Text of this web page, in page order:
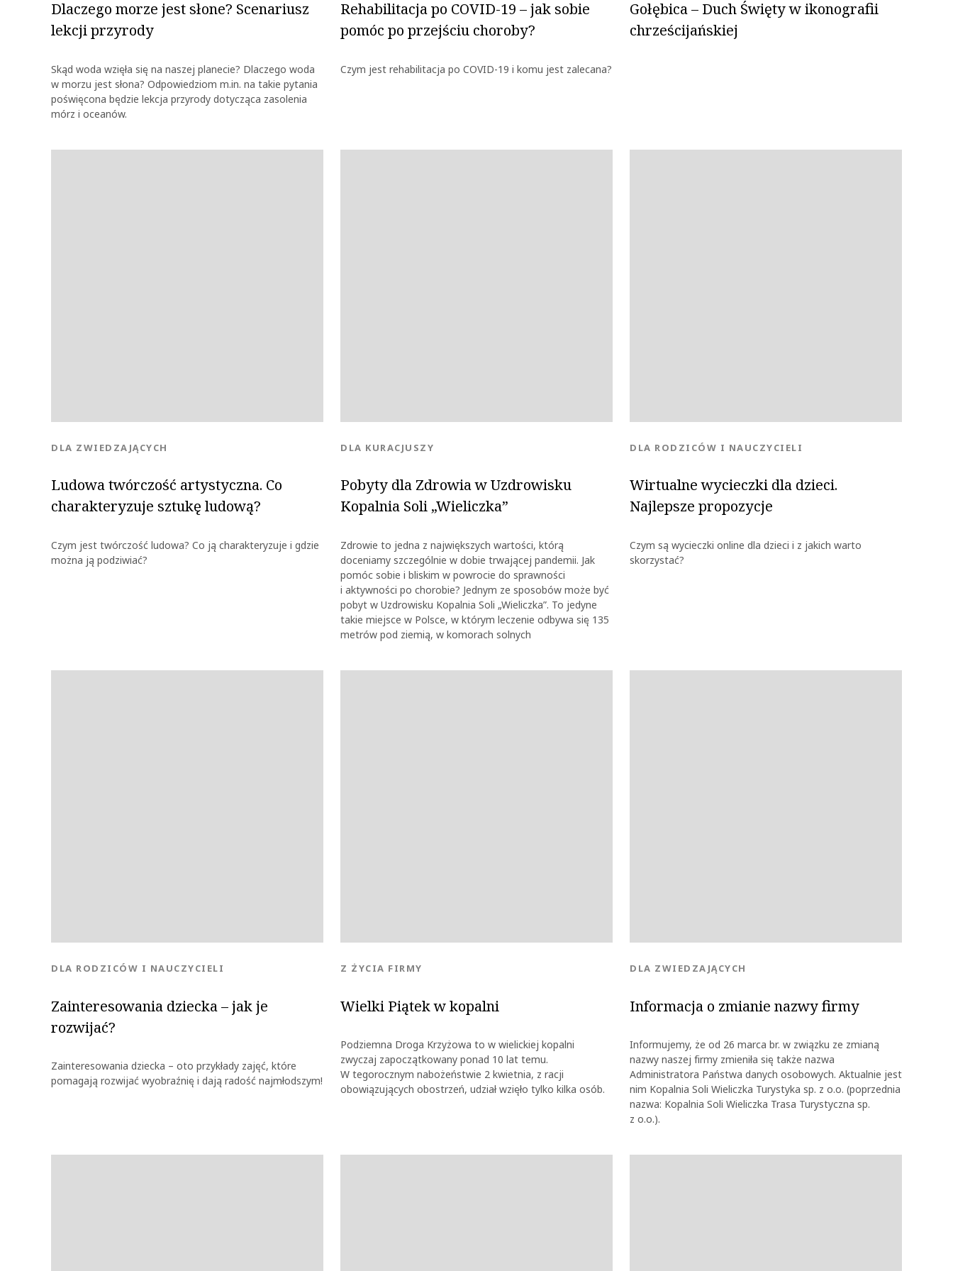
Dlaczego morze jest słone? Scenariusz
lekcji przyrody
Skąd woda wzięła się na naszej planecie? Dlaczego woda
w morzu jest słona? Odpowiedziom m.in. na takie pytania
poświęcona będzie lekcja przyrody dotycząca zasolenia
mórz i oceanów.
Rehabilitacja po COVID-19 – jak sobie
pomóc po przejściu choroby?
Czym jest rehabilitacja po COVID-19 i komu jest zalecana?
Gołębica – Duch Święty w ikonografii
chrześcijańskiej
Ludowa twórczość artystyczna. Co
charakteryzuje sztukę ludową?
KATEGORIA:
DLA ZWIEDZAJĄCYCH
Czym jest twórczość ludowa? Co ją charakteryzuje i gdzie
można ją podziwiać?
Pobyty dla Zdrowia w Uzdrowisku
Kopalnia Soli „Wieliczka”
KATEGORIA:
DLA KURACJUSZY
Zdrowie to jedna z największych wartości, którą
doceniamy szczególnie w dobie trwającej pandemii. Jak
pomóc sobie i bliskim w powrocie do sprawności
i aktywności po chorobie? Jednym ze sposobów może być
pobyt w Uzdrowisku Kopalnia Soli „Wieliczka”. To jedyne
takie miejsce w Polsce, w którym leczenie odbywa się 135
metrów pod ziemią, w komorach solnych
Wirtualne wycieczki dla dzieci.
Najlepsze propozycje
KATEGORIA:
DLA RODZICÓW I NAUCZYCIELI
Czym są wycieczki online dla dzieci i z jakich warto
skorzystać?
Zainteresowania dziecka – jak je
rozwijać?
KATEGORIA:
DLA RODZICÓW I NAUCZYCIELI
Zainteresowania dziecka – oto przykłady zajęć, które
pomagają rozwijać wyobraźnię i dają radość najmłodszym!
Wielki Piątek w kopalni
KATEGORIA:
Z ŻYCIA FIRMY
Podziemna Droga Krzyżowa to w wielickiej kopalni
zwyczaj zapoczątkowany ponad 10 lat temu.
W tegorocznym nabożeństwie 2 kwietnia, z racji
obowiązujących obostrzeń, udział wzięło tylko kilka osób.
Informacja o zmianie nazwy firmy
KATEGORIA:
DLA ZWIEDZAJĄCYCH
Informujemy, że od 26 marca br. w związku ze zmianą
nazwy naszej firmy zmieniła się także nazwa
Administratora Państwa danych osobowych. Aktualnie jest
nim Kopalnia Soli Wieliczka Turystyka sp. z o.o. (poprzednia
nazwa: Kopalnia Soli Wieliczka Trasa Turystyczna sp.
z o.o.).
OK